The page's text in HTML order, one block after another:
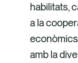
habilitats,
a la
amb la